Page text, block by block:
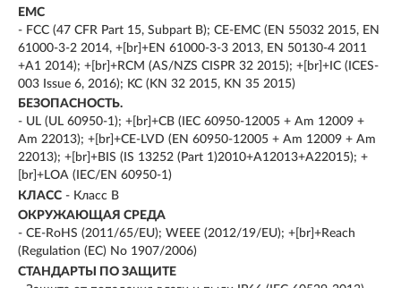
EMC
- FCC (47 CFR Part 15, Subpart B); CE-EMC (EN 55032 2015, EN
61000-3-2 2014, +[br]+EN 61000-3-3 2013, EN 50130-4 2011
+A1 2014); +[br]+RCM (AS/NZS CISPR 32 2015); +[br]+IC (ICES-
003 Issue 6, 2016); KC (KN 32 2015, KN 35 2015)
БЕЗОПАСНОСТЬ.
- UL (UL 60950-1); +[br]+CB (IEC 60950-12005 + Am 12009 +
Am 22013); +[br]+CE-LVD (EN 60950-12005 + Am 12009 + Am
22013); +[br]+BIS (IS 13252 (Part 1)2010+A12013+A22015); +
[br]+LOA (IEC/EN 60950-1)
КЛАСС - Класс B
ОКРУЖАЮЩАЯ СРЕДА
- CE-RoHS (2011/65/EU); WEEE (2012/19/EU); +[br]+Reach
(Regulation (EC) No 1907/2006)
СТАНДАРТЫ ПО ЗАЩИТЕ